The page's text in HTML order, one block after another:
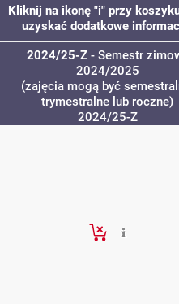
Kliknij na ikonę "i" przy
uzyskać dodatkowe
2024/25-Z- Semestr
2024/2025
(zajęcia mogą być
trymestralne lub roczne)
2024/25-Z